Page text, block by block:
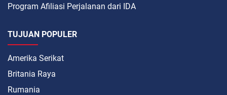
Program Afiliasi Perjalanan dari IDA
TUJUAN POPULER
Amerika Serikat
Britania Raya
Rumania